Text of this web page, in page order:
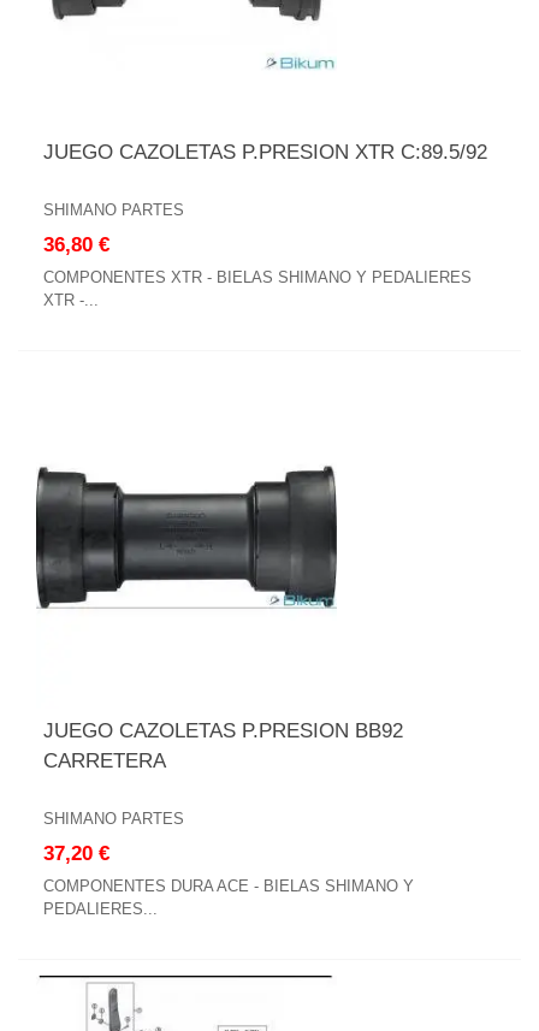
JUEGO CAZOLETAS P.PRESION XTR C:89.5/92
SHIMANO PARTES
36,80 €
COMPONENTES XTR - BIELAS SHIMANO Y PEDALIERES
XTR -...
JUEGO CAZOLETAS P.PRESION BB92
CARRETERA
SHIMANO PARTES
37,20 €
COMPONENTES DURA ACE - BIELAS SHIMANO Y
PEDALIERES...